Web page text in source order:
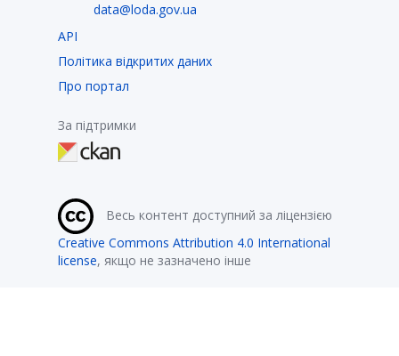
data@loda.gov.ua
API
Політика відкритих даних
Про портал
За підтримки
Весь контент доступний за ліцензією
Creative Commons Attribution 4.0 International
license, якщо не зазначено інше